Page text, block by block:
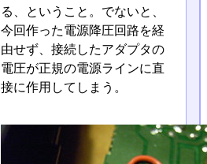
る、ということ。でないと、
今回作った電源降圧回路を経
由せず、接続したアダプタの
電圧が正規の電源ラインに直
接に作用してしまう。